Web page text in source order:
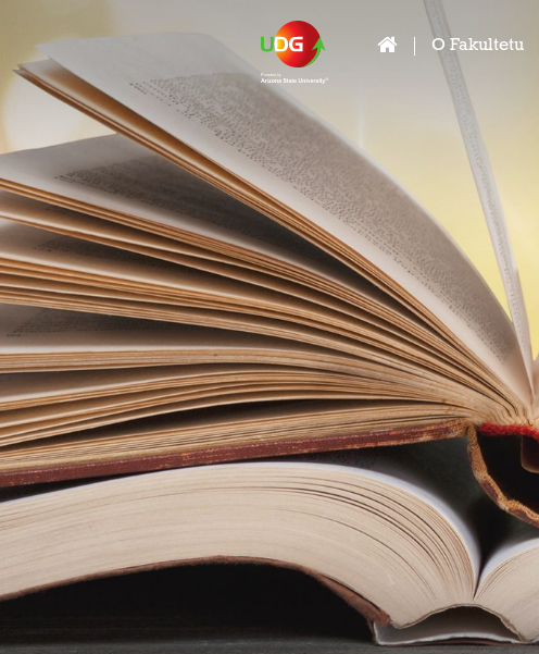
O Fakultetu